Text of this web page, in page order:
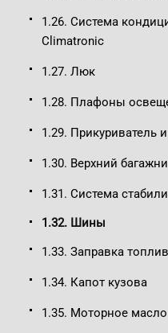
1.26. Система
Climatronic
1.27. Люк
1.28. Плафоны
1.29. Прикуриватель
1.30. Верхний
1.31. Система
1.32. Шины
1.33. Заправка
1.34. Капот кузова
1.35. Моторное масло